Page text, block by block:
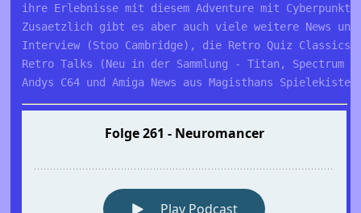
ihre Erlebnisse mit diesem Adventure mit
Zusaetzlich gibt es aber auch viele weitere News
Interview (Stoo Cambridge), die Retro Quiz
Retro Talks (Neu in der Sammlung - Titan, Spectrum
Andys C64 und Amiga News aus Magisthans Spielekiste.